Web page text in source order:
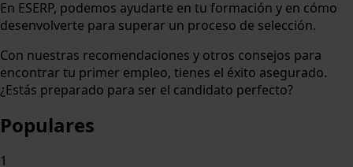
En ESERP, podemos ayudarte en tu formación y en cómo
desenvolverte para superar un proceso de selección.
Con nuestras recomendaciones y otros consejos para
encontrar tu primer empleo, tienes el éxito asegurado.
¿Estás preparado para ser el candidato perfecto?
Populares
1